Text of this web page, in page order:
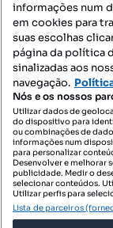
Mapa do Site
Contacte-nos
informações num
em cookies para
suas escolhas
página da política
sinalizadas aos
navegação.
Nós e os nossos
Utilizar dados de
do dispositivo para
ou combinações de
informações num
para personalizar
Desenvolver e melhorar
publicidade. Medir o
selecionar conteúdos.
Utilizar perfis para
Lista de parceiros